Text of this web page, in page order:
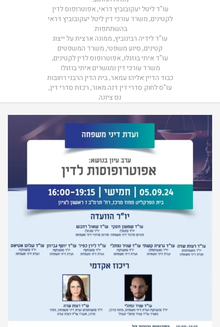
עו"ד ליטל יעקובוביץ דראי, אפוטרופוס לדין
לקטינים, משרד עורכי דין ליטל יעקובוביץ דראי
בהשתתפות:
עו"ד לידיה רבינוביץ, ממונה ארצית על ייצוג
קטינים, סיוע משפטי, משרד המשפטים
עו"ד איתי בוזגלו, אפוטרופוס לדין לקטינים,
משרד עורכי דין ומגשרים איתי בוזגלו
כבוד הדיין אליהו עמאר, בית הדין הרבני רחובות
עו"ס לחוק סדרי דין דנה מאור, רכזת סדרי דין,
נס ציונה